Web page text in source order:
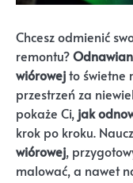
Chcesz odmienić
remontu?
wiórowejto świetne
przestrzeń za
pokaże Ci, jak
krok po kroku.
wiórowej,
malować, a nawet